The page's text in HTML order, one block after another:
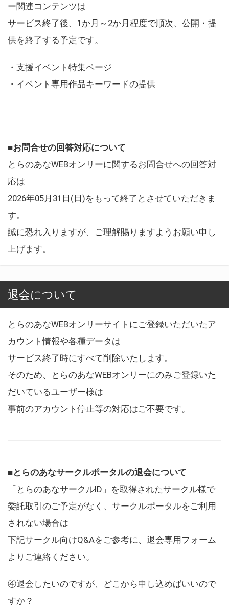
ー関連コンテンツは
サービス終了後、1か月～2か月程度で順次、公開・提
供を終了する予定です。
・支援イベント特集ページ
・イベント専用作品キーワードの提供
■お問合せの回答対応について
とらのあなWEBオンリーに関するお問合せへの回答対
応は
2026年05月31日(日)をもって終了とさせていただきま
す。
誠に恐れ入りますが、ご理解賜りますようお願い申し
上げます。
退会について
とらのあなWEBオンリーサイトにご登録いただいたア
カウント情報や各種データは
サービス終了時にすべて削除いたします。
そのため、とらのあなWEBオンリーにのみご登録いた
だいているユーザー様は
事前のアカウント停止等の対応はご不要です。
■とらのあなサークルポータルの退会について
「とらのあなサークルID」を取得されたサークル様で
委託取引のご予定がなく、サークルポータルをご利用
されない場合は
下記サークル向けQ&Aをご参考に、退会専用フォーム
よりご連絡ください。
④退会したいのですが、どこから申し込めばいいので
すか？